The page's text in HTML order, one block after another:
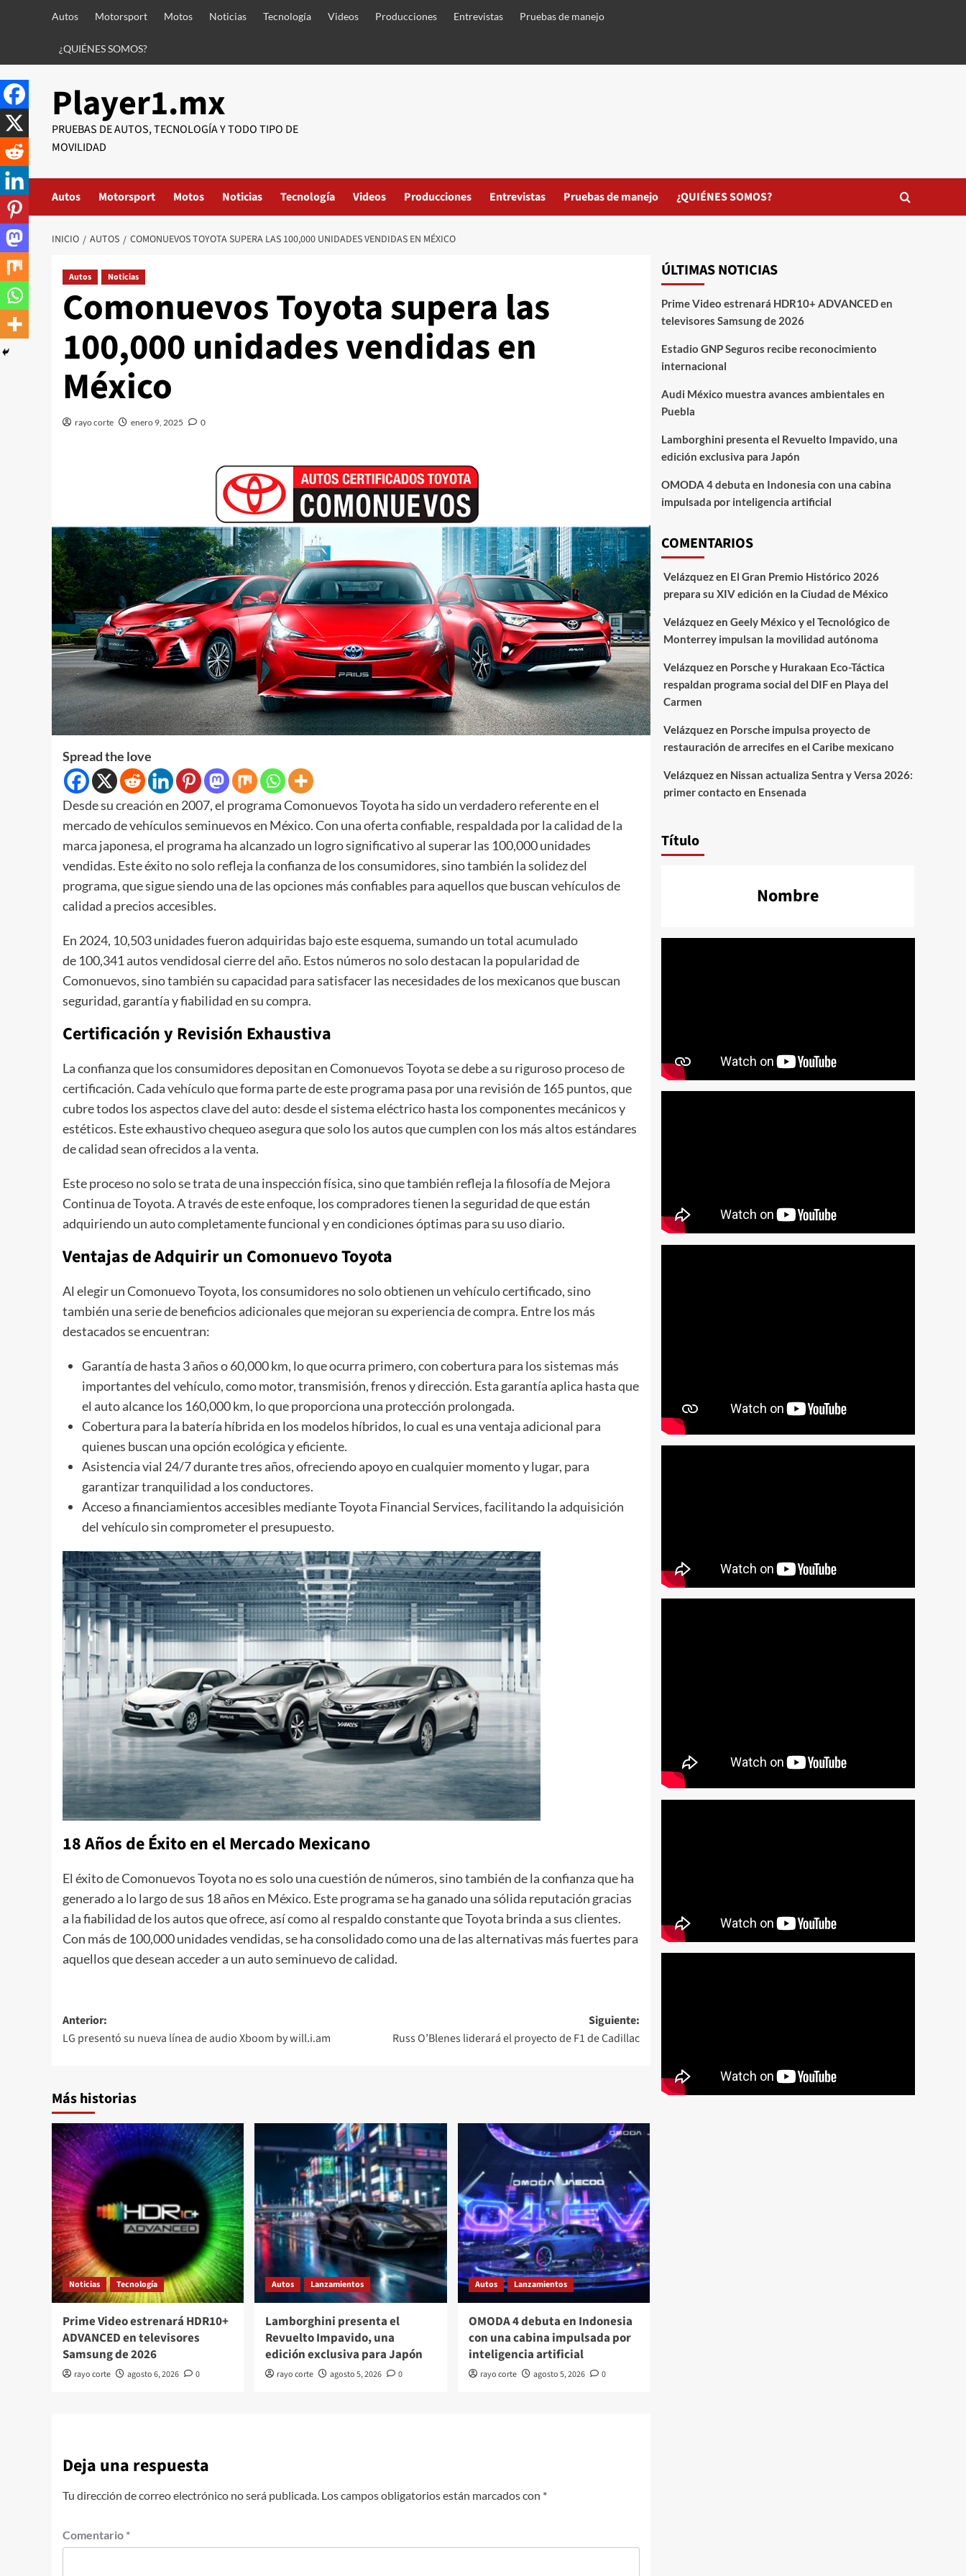
Autos Motorsport Motos Noticias Tecnología Videos Producciones Entrevistas Pruebas de manejo
¿QUIÉNES SOMOS?
Player1.mx
PRUEBAS DE AUTOS, TECNOLOGÍA Y TODO TIPO DE
MOVILIDAD
Autos Motorsport Motos Noticias Tecnología Videos Producciones Entrevistas Pruebas de manejo ¿QUIÉNES SOMOS?
INICIO AUTOS COMONUEVOS TOYOTA SUPERA LAS 100,000 UNIDADES VENDIDAS EN MÉXICO
Autos Noticias
Comonuevos Toyota supera las
100,000 unidades vendidas en
México
rayo corte enero 9, 2025 0
Spread the love
Desde su creación en 2007, el programa Comonuevos Toyota ha sido un verdadero referente en el
mercado de vehículos seminuevos en México. Con una oferta confiable, respaldada por la calidad de la
marca japonesa, el programa ha alcanzado un logro significativo al superar las 100,000 unidades
vendidas. Este éxito no solo refleja la confianza de los consumidores, sino también la solidez del
programa, que sigue siendo una de las opciones más confiables para aquellos que buscan vehículos de
calidad a precios accesibles.
En 2024, 10,503 unidades fueron adquiridas bajo este esquema, sumando un total acumulado
de 100,341 autos vendidosal cierre del año. Estos números no solo destacan la popularidad de
Comonuevos, sino también su capacidad para satisfacer las necesidades de los mexicanos que buscan
seguridad, garantía y fiabilidad en su compra.
Certificación y Revisión Exhaustiva
La confianza que los consumidores depositan en Comonuevos Toyota se debe a su riguroso proceso de
certificación. Cada vehículo que forma parte de este programa pasa por una revisión de 165 puntos, que
cubre todos los aspectos clave del auto: desde el sistema eléctrico hasta los componentes mecánicos y
estéticos. Este exhaustivo chequeo asegura que solo los autos que cumplen con los más altos estándares
de calidad sean ofrecidos a la venta.
Este proceso no solo se trata de una inspección física, sino que también refleja la filosofía de Mejora
Continua de Toyota. A través de este enfoque, los compradores tienen la seguridad de que están
adquiriendo un auto completamente funcional y en condiciones óptimas para su uso diario.
Ventajas de Adquirir un Comonuevo Toyota
Al elegir un Comonuevo Toyota, los consumidores no solo obtienen un vehículo certificado, sino
también una serie de beneficios adicionales que mejoran su experiencia de compra. Entre los más
destacados se encuentran:
Garantía de hasta 3 años o 60,000 km, lo que ocurra primero, con cobertura para los sistemas más
importantes del vehículo, como motor, transmisión, frenos y dirección. Esta garantía aplica hasta que
el auto alcance los 160,000 km, lo que proporciona una protección prolongada.
Cobertura para la batería híbrida en los modelos híbridos, lo cual es una ventaja adicional para
quienes buscan una opción ecológica y eficiente.
Asistencia vial 24/7 durante tres años, ofreciendo apoyo en cualquier momento y lugar, para
garantizar tranquilidad a los conductores.
Acceso a financiamientos accesibles mediante Toyota Financial Services, facilitando la adquisición
del vehículo sin comprometer el presupuesto.
18 Años de Éxito en el Mercado Mexicano
El éxito de Comonuevos Toyota no es solo una cuestión de números, sino también de la confianza que ha
generado a lo largo de sus 18 años en México. Este programa se ha ganado una sólida reputación gracias
a la fiabilidad de los autos que ofrece, así como al respaldo constante que Toyota brinda a sus clientes.
Con más de 100,000 unidades vendidas, se ha consolidado como una de las alternativas más fuertes para
aquellos que desean acceder a un auto seminuevo de calidad.
Navegación
de
Anterior:
LG presentó su nueva línea de audio Xboom by will.i.am
Siguiente:
Russ O’Blenes liderará el proyecto de F1 de Cadillac
Más historias
Noticias Tecnología
Prime Video estrenará HDR10+
ADVANCED en televisores
Samsung de 2026
rayo corte agosto 6, 2026 0
Autos Lanzamientos
Lamborghini presenta el
Revuelto Impavido, una
edición exclusiva para Japón
rayo corte agosto 5, 2026 0
Autos Lanzamientos
OMODA 4 debuta en Indonesia
con una cabina impulsada por
inteligencia artificial
rayo corte agosto 5, 2026 0
Deja una respuesta
Tu dirección de correo electrónico no será publicada. Los campos obligatorios están marcados con *
Comentario *
ÚLTIMAS NOTICIAS
Prime Video estrenará HDR10+ ADVANCED en
televisores Samsung de 2026
Estadio GNP Seguros recibe reconocimiento
internacional
Audi México muestra avances ambientales en
Puebla
Lamborghini presenta el Revuelto Impavido, una
edición exclusiva para Japón
OMODA 4 debuta en Indonesia con una cabina
impulsada por inteligencia artificial
COMENTARIOS
Velázquezen El Gran Premio Histórico 2026
prepara su XIV edición en la Ciudad de México
Velázquezen Geely México y el Tecnológico de
Monterrey impulsan la movilidad autónoma
Velázquezen Porsche y Hurakaan Eco-Táctica
respaldan programa social del DIF en Playa del
Carmen
Velázquezen Porsche impulsa proyecto de
restauración de arrecifes en el Caribe mexicano
Velázquezen Nissan actualiza Sentra y Versa 2026:
primer contacto en Ensenada
Título
Nombre